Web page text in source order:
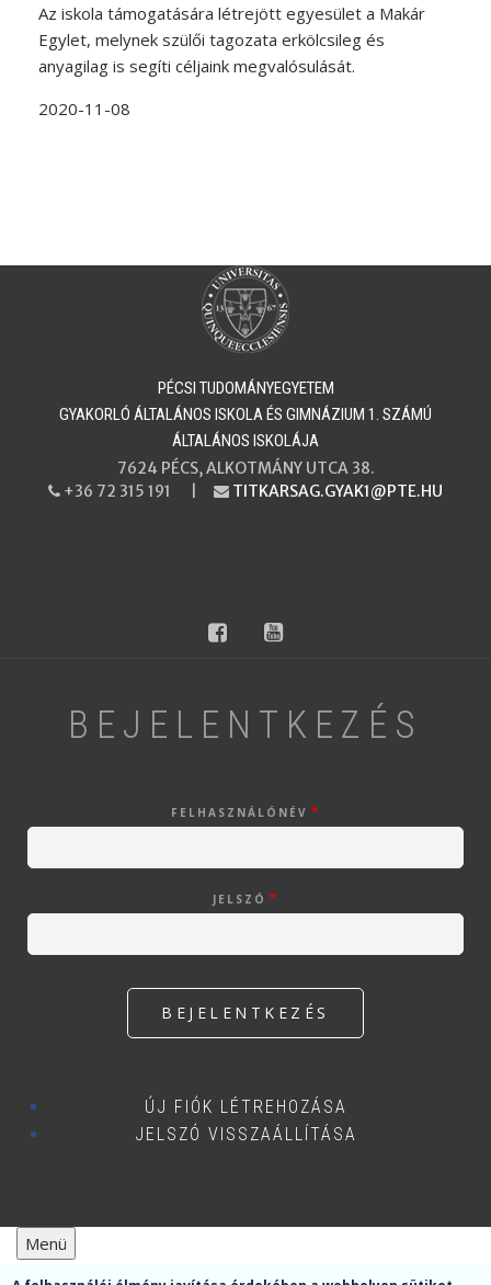
Az iskola támogatására létrejött egyesület a Makár
Egylet, melynek szülői tagozata erkölcsileg és
anyagilag is segíti céljaink megvalósulását.
2020-11-08
PÉCSI TUDOMÁNYEGYETEM
​​​​​​​GYAKORLÓ ÁLTALÁNOS ISKOLA ÉS GIMNÁZIUM 1. SZÁMÚ
ÁLTALÁNOS ISKOLÁJA
7624 PÉCS, ALKOTMÁNY UTCA 38.
PHONE
+36 72 315 191 | EMAIL
TITKARSAG.GYAK1@PTE.HU
facebookyoutube
BEJELENTKEZÉS
FELHASZNÁLÓNÉV
JELSZÓ
ÚJ FIÓK LÉTREHOZÁSA
JELSZÓ VISSZAÁLLÍTÁSA
Menü